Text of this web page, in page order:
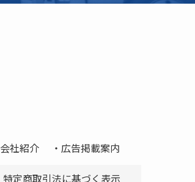
会社紹介
広告掲載案内
特定商取引法に基づく表示